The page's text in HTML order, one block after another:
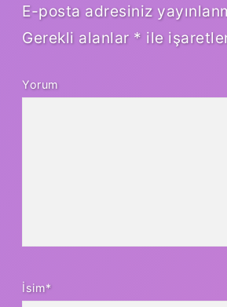
E-posta adresiniz
Gerekli alanlar * ile
Yorum
İsim*